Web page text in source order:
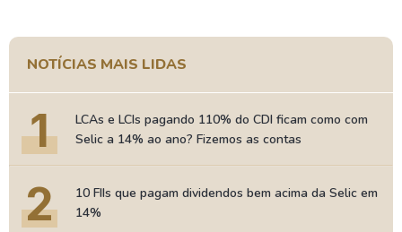
NOTÍCIAS MAIS LIDAS
1
LCAs e LCIs pagando 110% do CDI ficam como com
Selic a 14% ao ano? Fizemos as contas
2
10 FIIs que pagam dividendos bem acima da Selic em
14%